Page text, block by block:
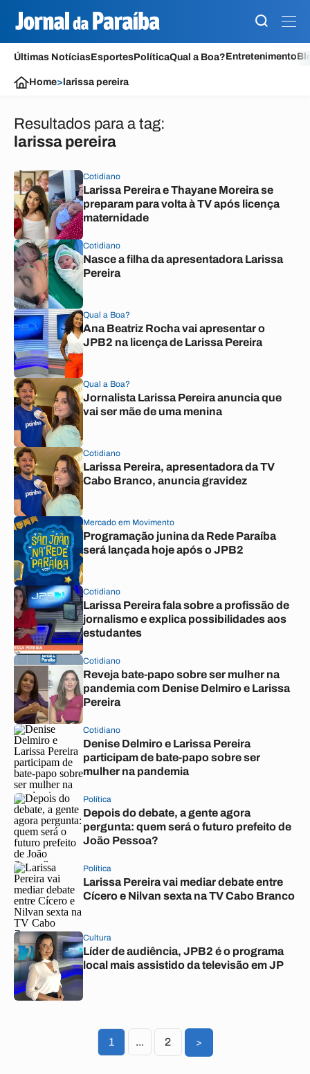
Últimas NotíciasEsportesPolíticaQual a Boa?Entretenimento
Home> larissa pereira
Resultados para a tag:
larissa pereira
Cotidiano
Larissa Pereira e Thayane Moreira se
preparam para volta à TV após licença
maternidade
Cotidiano
Nasce a filha da apresentadora Larissa
Pereira
Qual a Boa?
Ana Beatriz Rocha vai apresentar o
JPB2 na licença de Larissa Pereira
Qual a Boa?
Jornalista Larissa Pereira anuncia que
vai ser mãe de uma menina
Cotidiano
Larissa Pereira, apresentadora da TV
Cabo Branco, anuncia gravidez
Mercado em Movimento
Programação junina da Rede Paraíba
será lançada hoje após o JPB2
Cotidiano
Larissa Pereira fala sobre a profissão de
jornalismo e explica possibilidades aos
estudantes
Cotidiano
Reveja bate-papo sobre ser mulher na
pandemia com Denise Delmiro e Larissa
Pereira
Cotidiano
Denise Delmiro e Larissa Pereira
participam de bate-papo sobre ser
mulher na pandemia
Política
Depois do debate, a gente agora
pergunta: quem será o futuro prefeito de
João Pessoa?
Política
Larissa Pereira vai mediar debate entre
Cícero e Nilvan sexta na TV Cabo Branco
Cultura
Líder de audiência, JPB2 é o programa
local mais assistido da televisão em JP
1 ... 2 >